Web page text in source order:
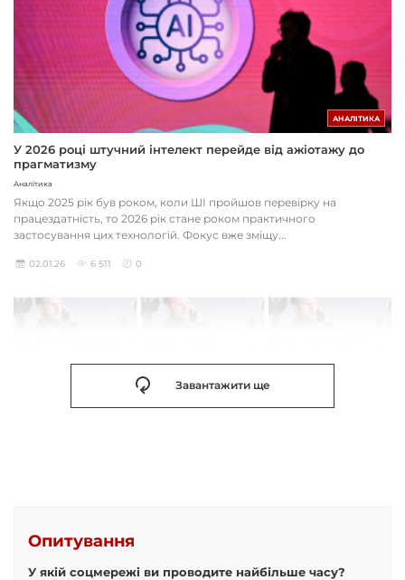
АНАЛІТИКА
У 2026 році штучний інтелект перейде від ажіотажу до
прагматизму
Аналітика
Якщо 2025 рік був роком, коли ШІ пройшов перевірку на
працездатність, то 2026 рік стане роком практичного
застосування цих технологій. Фокус вже зміщу...
02.01.26 6 511 0
Завантажити ще
Опитування
У якій соцмережі ви проводите найбільше часу?